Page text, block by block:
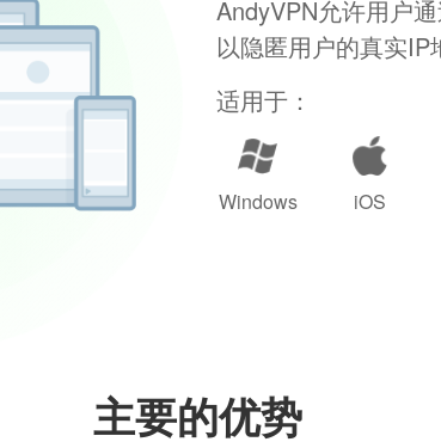
AndyVPN允许用户
以隐匿用户的真实IP
适用于：
Windows iOS
主要的优势